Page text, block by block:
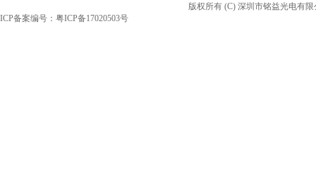
版权所有 (C) 深圳市铭益光电有
ICP备案编号：粤ICP备17020503号